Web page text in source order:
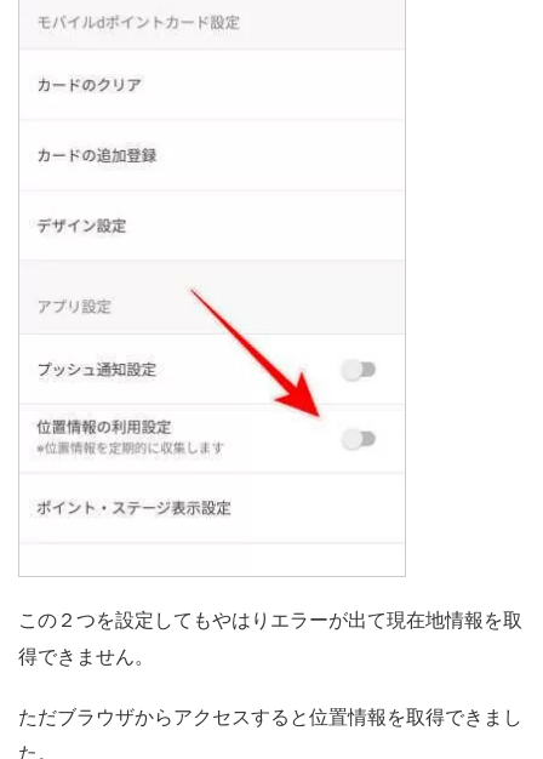
この２つを設定してもやはりエラーが出て現在地情報を取
得できません。
ただブラウザからアクセスすると位置情報を取得できまし
た。